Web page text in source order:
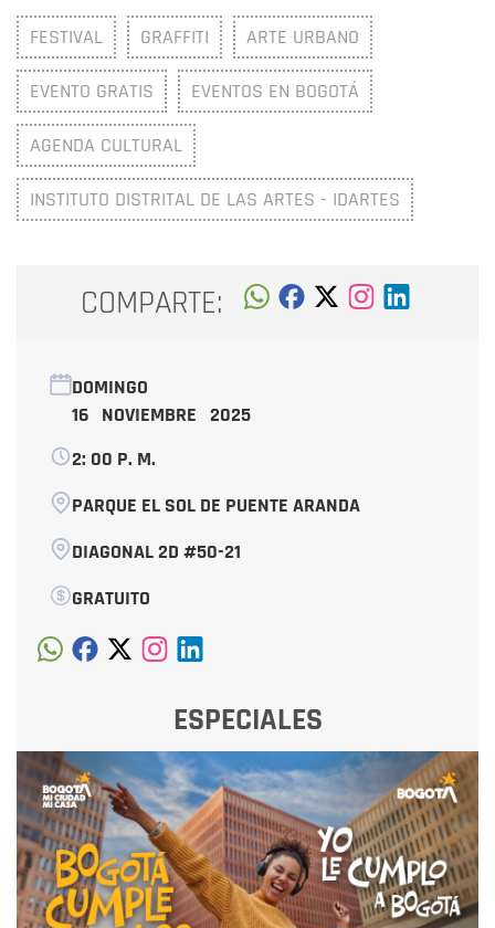
FESTIVAL GRAFFITI ARTE URBANO
EVENTO GRATIS EVENTOS EN BOGOTÁ
AGENDA CULTURAL
INSTITUTO DISTRITAL DE LAS ARTES - IDARTES
COMPARTE:
DOMINGO
16 NOVIEMBRE 2025
2: 00 P. M.
PARQUE EL SOL DE PUENTE ARANDA
DIAGONAL 2D #50-21
GRATUITO
ESPECIALES